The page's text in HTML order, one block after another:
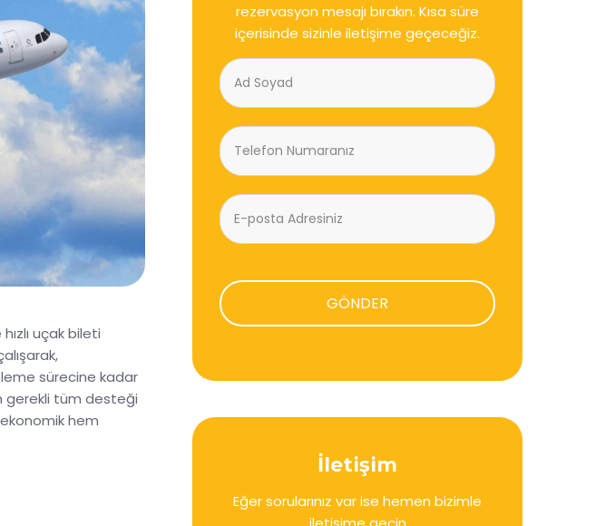
uçak bileti
sürecine kadar
gerekli tüm desteği
hem
rezervasyon mesajı bırakın. Kısa süre
içerisinde sizinle iletişime geçeceğiz.
GÖNDER
İletişim
Eğer sorularınız var ise hemen bizimle